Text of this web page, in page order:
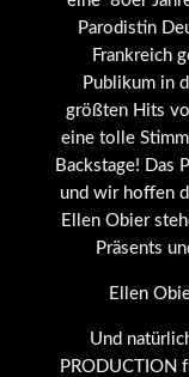
Parodistin
Frankreich
Publikum in
größten Hits
eine tolle
Backstage! Das
und wir hoffen
Ellen Obier
Präsents
Ellen
Und
PRODUCTION